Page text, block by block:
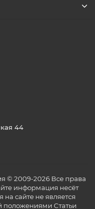
44
© 2009-2026 Все права
информация несёт
сайте не является
положениями Статьи